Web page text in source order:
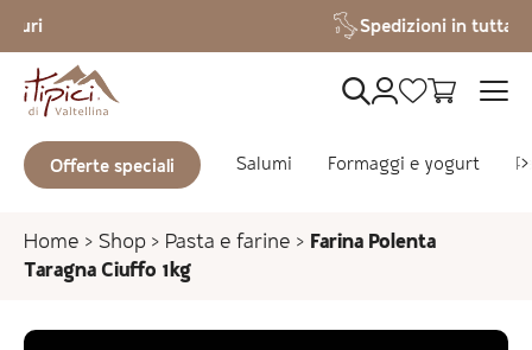
Spedizioni in tutta Italia
Offerte speciali Salumi Formaggi e yogurt
Home > Shop > Pasta e farine > Farina Polenta
Taragna Ciuffo 1kg